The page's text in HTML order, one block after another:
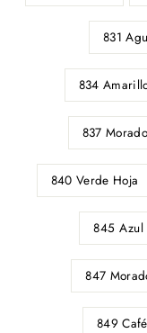
831
834
837
840 Verde Hoja
845 Azul
847
849